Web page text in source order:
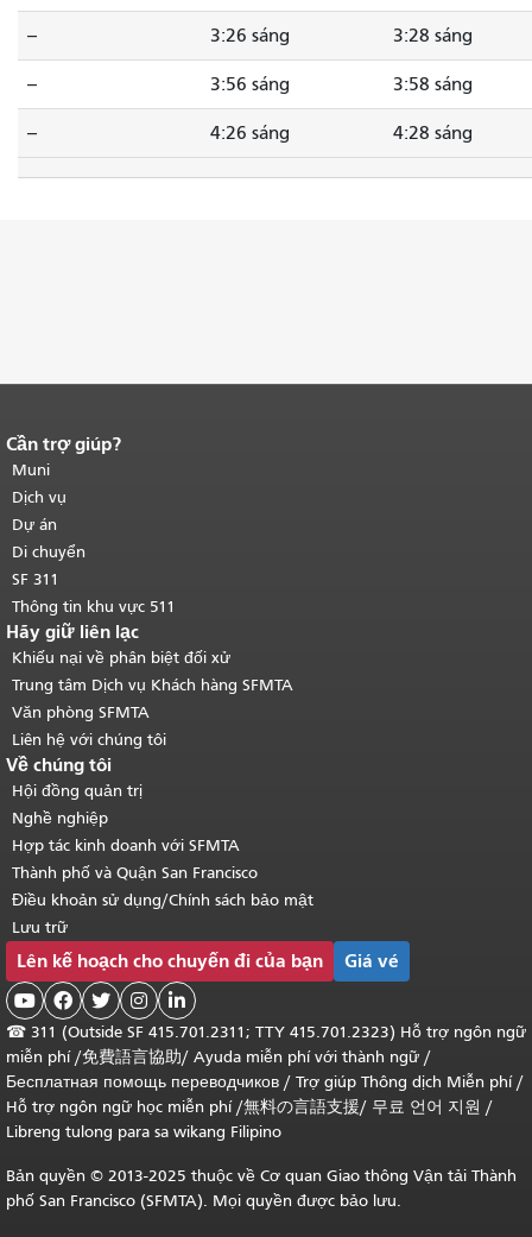
-- 3:26 sáng 3:28 sáng
-- 3:56 sáng 3:58 sáng
-- 4:26 sáng 4:28 sáng
Kết thúc nội dung trang.
của trang này được lặp lại trên mọi
trang.Quay lại đầu trang nội dung
chính.
Cần trợ giúp?
Muni
Dịch vụ
Dự án
Di chuyển
SF 311
Thông tin khu vực 511
Hãy giữ liên lạc
Khiếu nại về phân biệt đối xử
Trung tâm Dịch vụ Khách hàng SFMTA
Văn phòng SFMTA
Liên hệ với chúng tôi
Về chúng tôi
Hội đồng quản trị
Nghề nghiệp
Hợp tác kinh doanh với SFMTA
Thành phố và Quận San Francisco
Điều khoản sử dụng/Chính sách bảo mật
Lưu trữ
Lên kế hoạch cho chuyến đi của bạn Giá vé
    
☎ 311 (Outside SF 415.701.2311; TTY 415.701.2323) Hỗ trợ ngôn ngữ
miễn phí /免費語言協助/ Ayuda miễn phí với thành ngữ /
Бесплатная помощь переводчиков / Trợ giúp Thông dịch Miễn phí/
Hỗ trợ ngôn ngữ học miễn phí/無料の言語支援/ 무료 언어 지원 /
Libreng tulong para sa wikang Filipino
Bản quyền © 2013-2025 thuộc về Cơ quan Giao thông Vận tải Thành
phố San Francisco (SFMTA). Mọi quyền được bảo lưu.